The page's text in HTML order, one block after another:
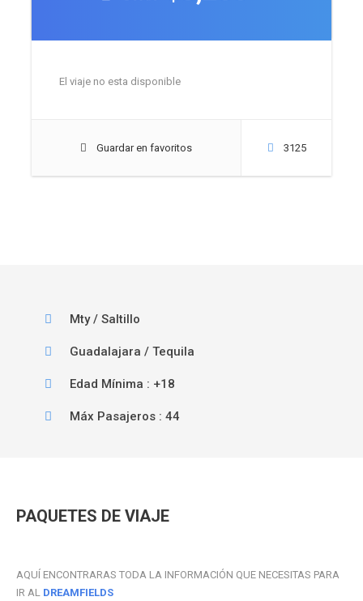
El viaje no esta disponible
Guardar en favoritos 3125
Mty / Saltillo
Guadalajara / Tequila
Edad Mínima : +18
Máx Pasajeros : 44
PAQUETES DE VIAJE
AQUÍ ENCONTRARAS TODA LA INFORMACIÓN QUE NECESITAS PARA
IR AL DREAMFIELDS